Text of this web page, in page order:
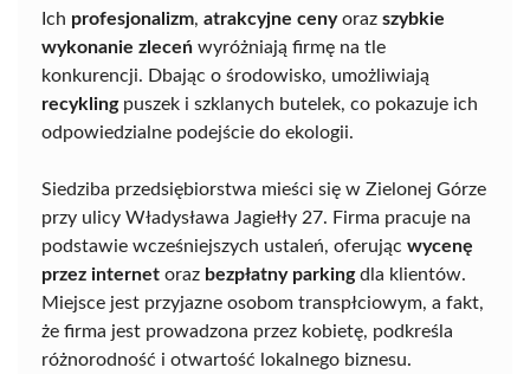
Ich profesjonalizm, atrakcyjne cenyoraz szybkie
wykonanie zleceń wyróżniają firmę na tle
konkurencji. Dbając o środowisko, umożliwiają
recyklingpuszek i szklanych butelek, co pokazuje ich
odpowiedzialne podejście do ekologii.
Siedziba przedsiębiorstwa mieści się w Zielonej Górze
przy ulicy Władysława Jagiełły 27. Firma pracuje na
podstawie wcześniejszych ustaleń, oferując wycenę
przez internet oraz bezpłatny parkingdla klientów.
Miejsce jest przyjazne osobom transpłciowym, a fakt,
że firma jest prowadzona przez kobietę, podkreśla
różnorodność i otwartość lokalnego biznesu.